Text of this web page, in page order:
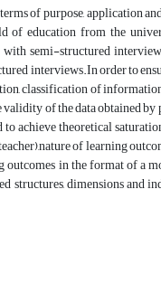
of purpose, application
of education from the
semi-structured
interviews.In order to
classification of
of the data obtained
achieve theoretical
of learning
in the format of a
dimensions and